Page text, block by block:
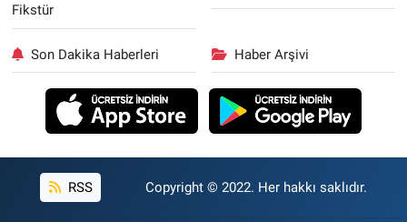
Fikstür
Son Dakika Haberleri Haber Arşivi
RSS Copyright © 2022. Her hakkı saklıdır.